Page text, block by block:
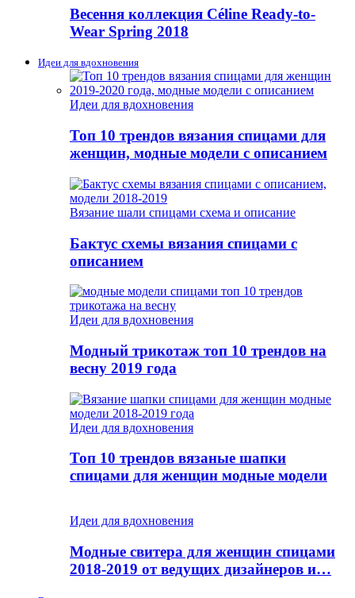
Весення коллекция Céline Ready-to-
Wear Spring 2018
Идеи для вдохновения
Идеи для вдохновения
Топ 10 трендов вязания спицами для
женщин, модные модели с описанием
Вязание шали спицами схема и описание
Бактус схемы вязания спицами с
описанием
Идеи для вдохновения
Модный трикотаж топ 10 трендов на
весну 2019 года
Идеи для вдохновения
Топ 10 трендов вязаные шапки
спицами для женщин модные модели
Идеи для вдохновения
Модные свитера для женщин спицами
2018-2019 от ведущих дизайнеров и…